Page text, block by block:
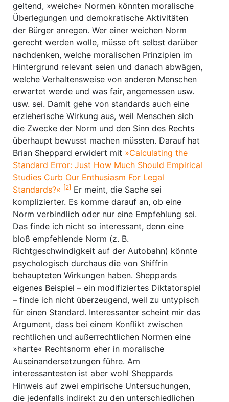
geltend, »weiche« Normen könnten moralische
Überlegungen und demokratische Aktivitäten
der Bürger anregen. Wer einer weichen Norm
gerecht werden wolle, müsse oft selbst darüber
nachdenken, welche moralischen Prinzipien im
Hintergrund relevant seien und danach abwägen,
welche Verhaltensweise von anderen Menschen
erwartet werde und was fair, angemessen usw.
usw. sei. Damit gehe von standards auch eine
erzieherische Wirkung aus, weil Menschen sich
die Zwecke der Norm und den Sinn des Rechts
überhaupt bewusst machen müssten. Darauf hat
Brian Sheppard erwidert mit »Calculating the
Standard Error: Just How Much Should Empirical
Studies Curb Our Enthusiasm For Legal
Standards?« [2] Er meint, die Sache sei
komplizierter. Es komme darauf an, ob eine
Norm verbindlich oder nur eine Empfehlung sei.
Das finde ich nicht so interessant, denn eine
bloß empfehlende Norm (z. B.
Richtgeschwindigkeit auf der Autobahn) könnte
psychologisch durchaus die von Shiffrin
behaupteten Wirkungen haben. Sheppards
eigenes Beispiel – ein modifiziertes Diktatorspiel
– finde ich nicht überzeugend, weil zu untypisch
für einen Standard. Interessanter scheint mir das
Argument, dass bei einem Konflikt zwischen
rechtlichen und außerrechtlichen Normen eine
»harte« Rechtsnorm eher in moralische
Auseinandersetzungen führe. Am
interessantesten ist aber wohl Sheppards
Hinweis auf zwei empirische Untersuchungen,
die jedenfalls indirekt zu den unterschiedlichen